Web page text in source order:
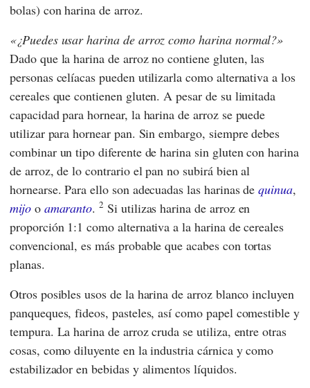
bolas) con harina de arroz.
¿Puedes usar harina de arroz como harina normal?
Dado que la harina de arroz no contiene gluten, las
personas celíacas pueden utilizarla como alternativa a los
cereales que contienen gluten. A pesar de su limitada
capacidad para hornear, la harina de arroz se puede
utilizar para hornear pan. Sin embargo, siempre debes
combinar un tipo diferente de harina sin gluten con harina
de arroz, de lo contrario el pan no subirá bien al
hornearse. Para ello son adecuadas las harinas dequinua,
mijoo amaranto.2 Si utilizas harina de arroz en
proporción 1:1 como alternativa a la harina de cereales
convencional, es más probable que acabes con tortas
planas.
Otros posibles usos de la harina de arroz blanco incluyen
panqueques, fideos, pasteles, así como papel comestible y
tempura. La harina de arroz cruda se utiliza, entre otras
cosas, como diluyente en la industria cárnica y como
estabilizador en bebidas y alimentos líquidos.